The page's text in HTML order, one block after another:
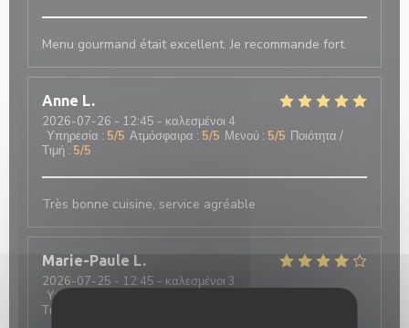
Menu gourmand était excellent. Je recommande fort.
Anne L
2026-07-26 - 12:45 - καλεσμένοι 4
Υπηρεσία : 5/5 Ατμόσφαιρα : 5/5 Μενού : 5/5 Ποιότητα /
Τιμή : 5/5
Très bonne cuisine, service agréable
Marie-Paule L
2026-07-25 - 12:45 - καλεσμένοι 3
Υπηρεσία
Τιμή